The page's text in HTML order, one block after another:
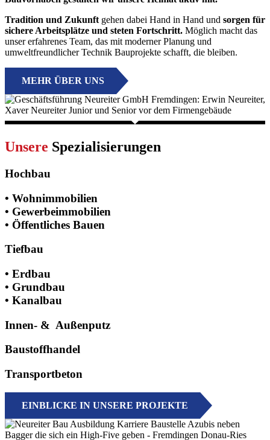
Tradition und Zukunft gehen dabei Hand in Hand und sorgen für
sichere Arbeitsplätze und steten Fortschritt. Möglich macht das
unser erfahrenes Team, das mit moderner Planung und
umweltfreundlicher Technik Bauprojekte schafft, die bleiben.
MEHR ÜBER UNS
Unsere Spezialisierungen
Hochbau
• Wohnimmobilien
• Gewerbeimmobilien
• Öffentliches Bauen
Tiefbau
• Erdbau
• Grundbau
• Kanalbau
Innen- & ­ Außenputz
Baustoff­handel
Transport­beton
EINBLICKE IN UNSERE PROJEKTE